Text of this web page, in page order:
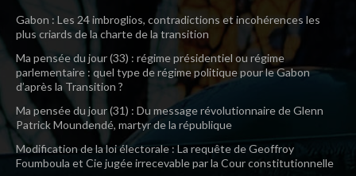
Gabon : Les 24 imbroglios, contradictions et incohérences les
plus criards de la charte de la transition
Ma pensée du jour (33) : régime présidentiel ou régime
parlementaire : quel type de régime politique pour le Gabon
d’après la Transition ?
Ma pensée du jour (31) : Du message révolutionnaire de Glenn
Patrick Moundendé, martyr de la république
Modification de la loi électorale : La requête de Geoffroy
Foumboula et Cie jugée irrecevable par la Cour constitutionnelle